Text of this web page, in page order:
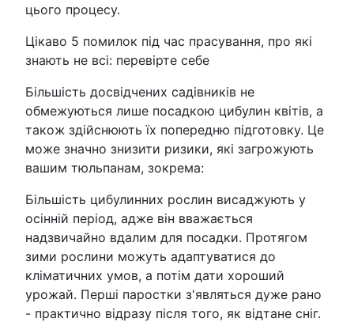
цього процесу.
Цікаво 5 помилок під час прасування, про які
знають не всі: перевірте себе
Більшість досвідчених садівників не
обмежуються лише посадкою цибулин квітів, а
також здійснюють їх попередню підготовку. Це
може значно знизити ризики, які загрожують
вашим тюльпанам, зокрема:
Більшість цибулинних рослин висаджують у
осінній період, адже він вважається
надзвичайно вдалим для посадки. Протягом
зими рослини можуть адаптуватися до
кліматичних умов, а потім дати хороший
урожай. Перші паростки з'являться дуже рано
- практично відразу після того, як відтане сніг.